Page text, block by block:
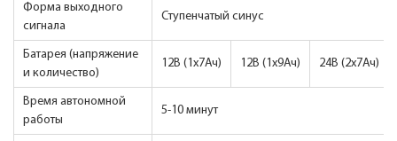
Форма выходного
сигнала
Ступенчатый синус
Батарея (напряжение
и количество)
12B (1x7Ач) 12B (1x9Ач) 24B (2x7Ач)
Время автономной
работы
5-10 минут